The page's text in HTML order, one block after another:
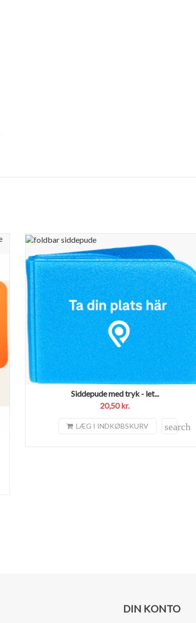
Siddepude med tryk - let...
20,50 kr.
LÆG I INDKØBSKURV search
DIN KONTO